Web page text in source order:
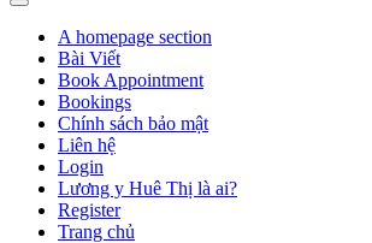
Open
ButtonA homepage section
Bài Viết
Book Appointment
Bookings
Chính sách bảo mật
Liên hệ
Login
Lương y Huê Thị là ai?
Register
Trang chủ